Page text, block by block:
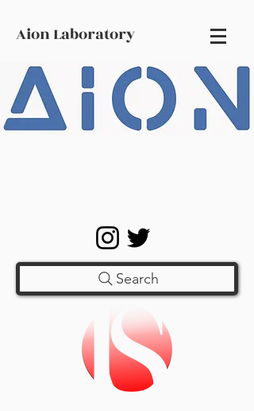
Aion Laboratory
Search